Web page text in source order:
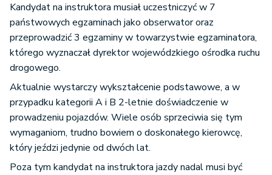
Kandydat na instruktora musiał uczestniczyć w 7
państwowych egzaminach jako obserwator oraz
przeprowadzić 3 egzaminy w towarzystwie egzaminatora,
którego wyznaczał dyrektor wojewódzkiego ośrodka ruchu
drogowego.
Aktualnie wystarczy wykształcenie podstawowe, a w
przypadku kategorii A i B 2-letnie doświadczenie w
prowadzeniu pojazdów. Wiele osób sprzeciwia się tym
wymaganiom, trudno bowiem o doskonałego kierowcę,
który jeździ jedynie od dwóch lat.
Poza tym kandydat na instruktora jazdy nadal musi być